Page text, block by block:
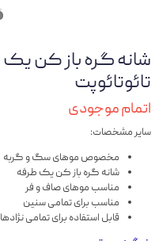
شانه گره باز کن
تائوتائوپت
اتمام موجودی
سایر مشخصات:
مخصوص موهای سگ و گربه
شانه گره باز کن یک طرفه
مناسب موهای صاف و فر
مناسب برای تمامی سنین
قابل استفاده برای تمامی